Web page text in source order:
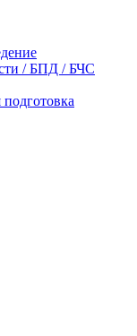
/ БПД / БЧС